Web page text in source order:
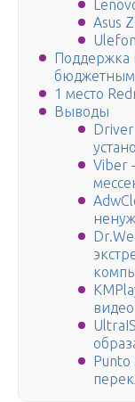
Asus
Поддержка
1 место
Выводы
Viber